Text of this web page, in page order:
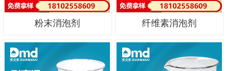
粉末消泡剂 纤维素消泡剂